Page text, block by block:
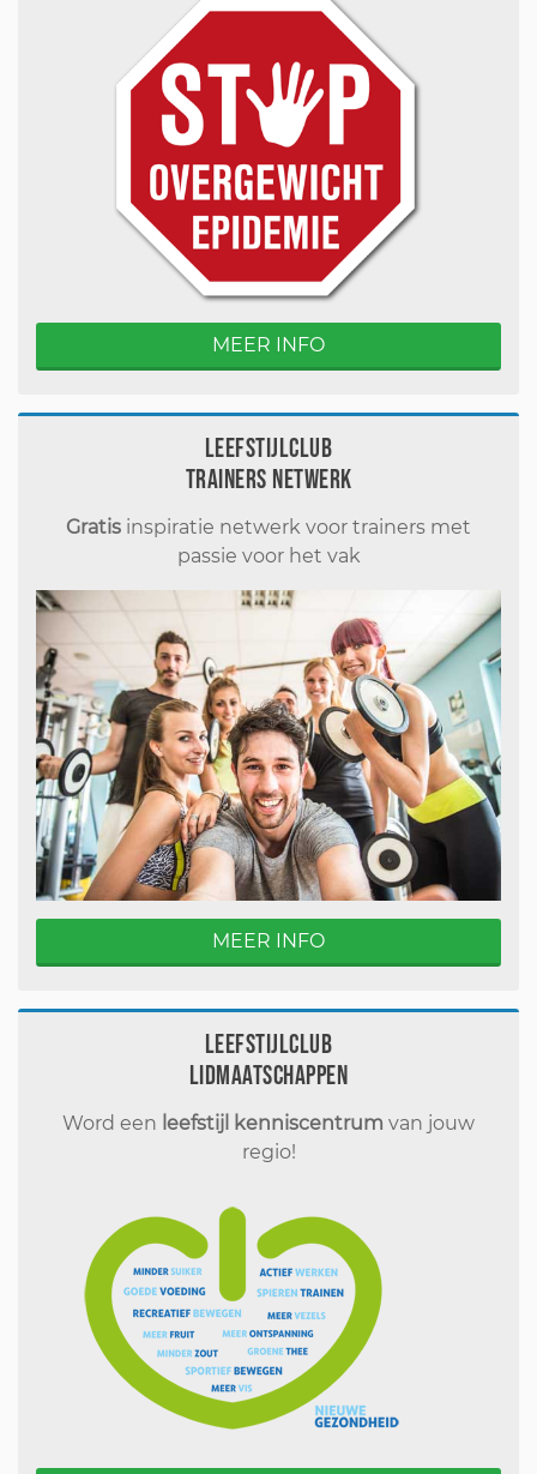
MEER INFO
Leefstijlclub
Trainers Netwerk
Gratis inspiratie netwerk voor trainers met
passie voor het vak
MEER INFO
Leefstijlclub
Lidmaatschappen
Word een leefstijl kenniscentrum van jouw
regio!